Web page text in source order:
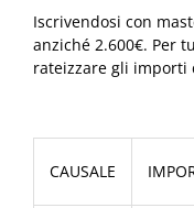
Iscrivendosi con
anziché 2.600€. Per
rateizzare gli importi
CAUSALE